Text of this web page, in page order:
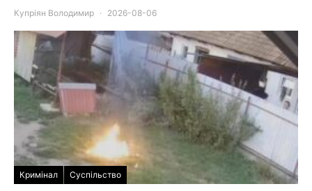
Купріян Володимир 2026-08-06
Кримінал Суспільство